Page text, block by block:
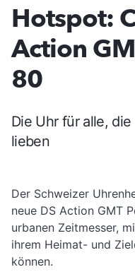
Hotspot:
Action
80
Die Uhr für alle,
lieben
Der Schweizer
neue DS Action GMT
urbanen Zeitmesser,
ihrem Heimat- und
können.